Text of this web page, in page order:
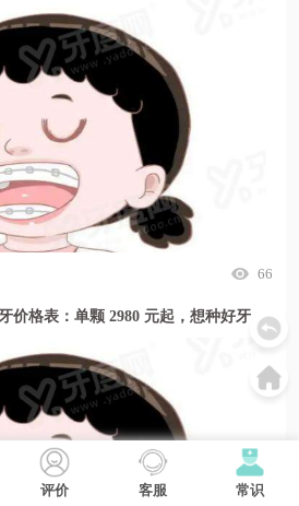
66
焦作中浩口腔 2026 种植牙价格表：单颗 2980 元起，想种好牙选这里更安心
评价 客服 常识